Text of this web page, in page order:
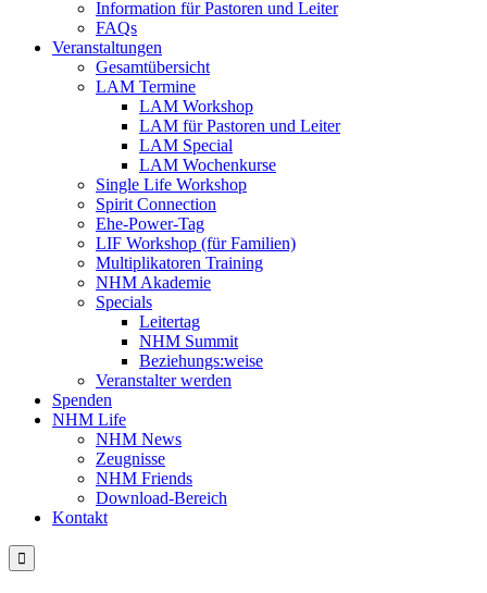
Information für Pastoren und Leiter
FAQs
Veranstaltungen
Gesamtübersicht
LAM Termine
LAM Workshop
LAM für Pastoren und Leiter
LAM Special
LAM Wochenkurse
Single Life Workshop
Spirit Connection
Ehe-Power-Tag
LIF Workshop (für Familien)
Multiplikatoren Training
NHM Akademie
Specials
Leitertag
NHM Summit
Beziehungs:weise
Veranstalter werden
Spenden
NHM Life
NHM News
Zeugnisse
NHM Friends
Download-Bereich
Kontakt
